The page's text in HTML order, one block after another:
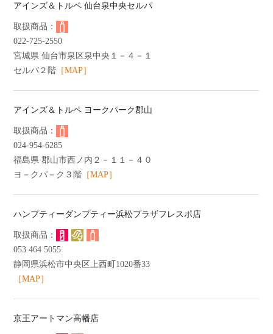
アインズ＆トルペ 仙台泉中央セルパ
022-725-2550
宮城県 仙台市泉区泉中央１－４－１
セルバ２階 ［MAP］
アインズ＆トルペ ヨークパーク郡山
024-954-6285
福島県 郡山市西ノ内２－１１－４０
ヨ－クパ－ク３階 ［MAP］
ハンプティーダンプティー浜松プラザフレスポ店
053 464 5055
静岡県浜松市中央区上西町1020番33
［MAP］
京王アートマン高幡店